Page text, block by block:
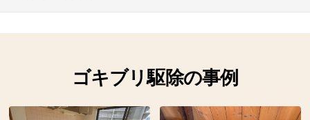
ゴキブリ駆除の事例